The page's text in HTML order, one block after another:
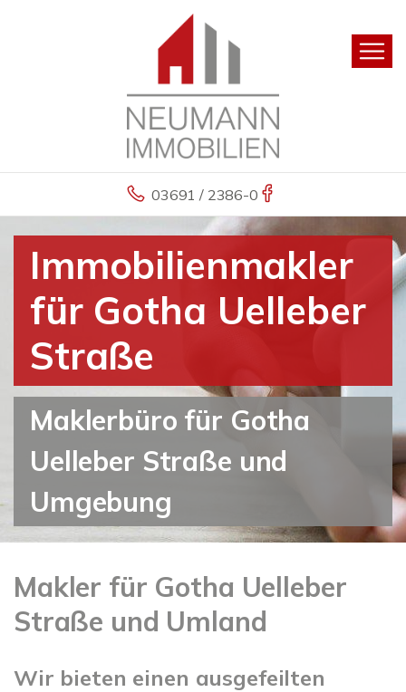
03691 / 2386-0
Immobilienmakler
für Gotha Uelleber
Straße
Maklerbüro für Gotha
Uelleber Straße und
Umgebung
Makler für Gotha Uelleber
Straße und Umland
Wir bieten einen ausgefeilten